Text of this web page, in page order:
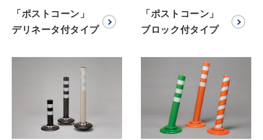
「ポストコーン」
デリネータ付タイプ
「ポストコーン」
ブロック付タイプ